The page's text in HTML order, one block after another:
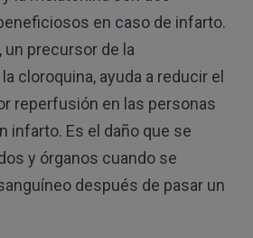
en caso de infarto.
un precursor de la
cloroquina, ayuda a reducir el
reperfusión en las personas
infarto. Es el daño que se
y órganos cuando se
después de pasar un